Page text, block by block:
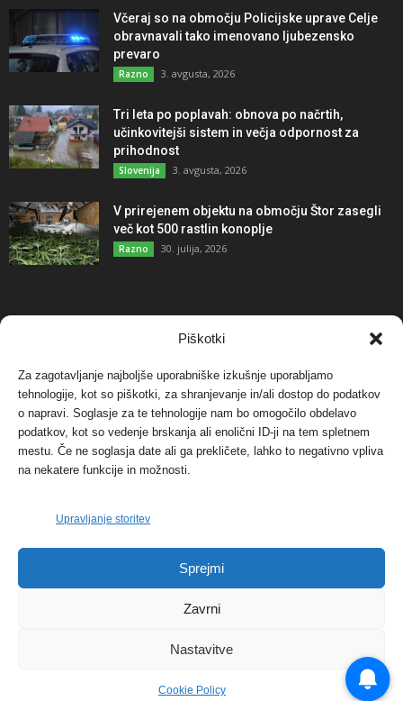
Piškotki
Za zagotavljanje najboljše uporabniške izkušnje uporabljamo
tehnologije, kot so piškotki, za shranjevanje in/ali dostop do podatkov
o napravi. Soglasje za te tehnologije nam bo omogočilo obdelavo
podatkov, kot so vedenje brskanja ali enolični ID-ji na tem spletnem
mestu. Če ne soglasja date ali ga prekličete, lahko to negativno vpliva
na nekatere funkcije in možnosti.
Upravljanje storitev
Sprejmi
Zavrni
Nastavitve
Cookie Policy
Včeraj so na območju Policijske uprave Celje
obravnavali tako imenovano ljubezensko
prevaro
Razno 3. avgusta, 2026
Tri leta po poplavah: obnova po načrtih,
učinkovitejši sistem in večja odpornost za
prihodnost
Slovenija 3. avgusta, 2026
V prirejenem objektu na območju Štor zasegli
več kot 500 rastlin konoplje
Razno 30. julija, 2026
NAJBOLJ KOMENTIRANO
Protest proti vetrnim elektrarnam na Ojstrici, v
svetu pa vedno bolj...
Dogodki 12. maja, 2017
Tožilstvo v Celovcu v korist elektrarnam
Verbund
FOTO: Razstava cvetličarskega mojstra Andreja
Dogodki 27. novembra, 2017
© 2026 | eKoroška.si